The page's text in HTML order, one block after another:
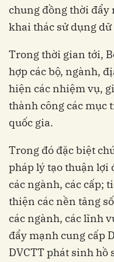
chung đồng thời đẩy
khai thác sử dụng
Trong thời gian tới,
hợp các bộ, ngành,
hiện các nhiệm vụ,
thành công các mục
quốc gia.
Trong đó đặc biệt
pháp lý tạo thuận lợi
các ngành, các cấp;
thiện các nền tảng
các ngành, các lĩnh
đẩy mạnh cung cấp
DVCTT phát sinh hồ